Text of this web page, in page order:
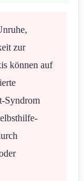
zur
können auf
Syndrom